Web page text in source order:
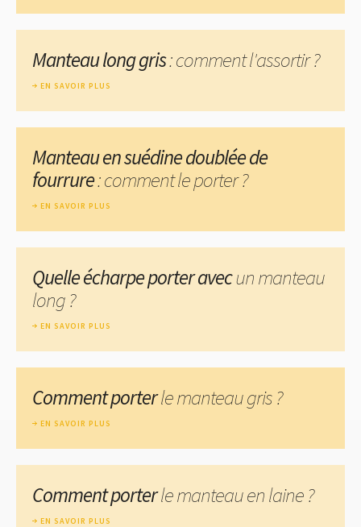
Manteau long gris: comment l'assortir ?
EN SAVOIR PLUS
Manteau en suédine doublée de
fourrure: comment le porter ?
EN SAVOIR PLUS
Quelle écharpe porter avecun manteau
long ?
EN SAVOIR PLUS
Comment porterle manteau gris ?
EN SAVOIR PLUS
Comment porterle manteau en laine ?
EN SAVOIR PLUS